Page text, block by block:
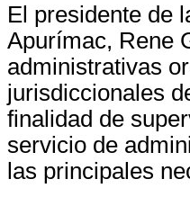
El presidente de
Apurímac, Rene
administrativas
jurisdiccionales
finalidad de
servicio de
las principales